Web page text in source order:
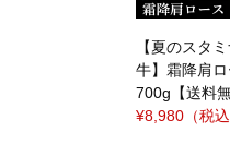
【夏のスタ
牛】霜降肩
700g【送料無
¥8,980 （税込